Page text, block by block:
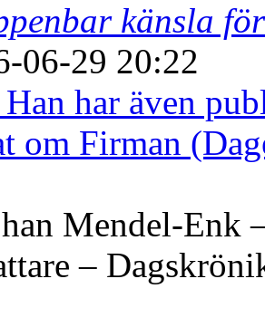
känsla
06-29 20:22
har även
om Firman
Mendel-Enk
–